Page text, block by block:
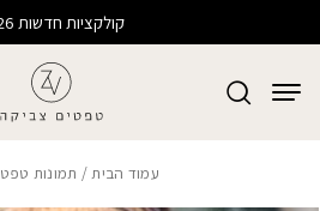
קולקציות חדשות 2026
עמוד הבית/ תמונות טפט